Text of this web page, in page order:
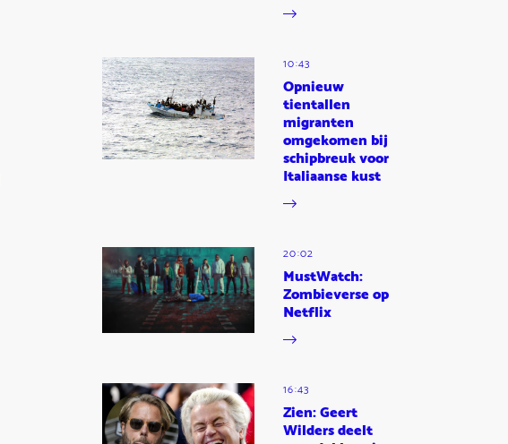
10:43
Opnieuw
tientallen
migranten
omgekomen bij
schipbreuk voor
Italiaanse kust
20:02
MustWatch:
Zombieverse op
Netflix
16:43
Zien: Geert
Wilders deelt